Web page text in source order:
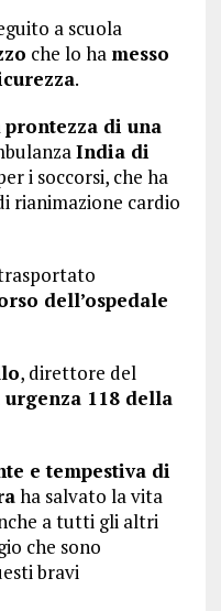
a scuola
che lo ha messo
.
prontezza di una
India di
i soccorsi, che ha
rianimazione cardio
dell’ospedale
, direttore del
118 della
e tempestiva di
ha salvato la vita
a tutti gli altri
che sono
bravi